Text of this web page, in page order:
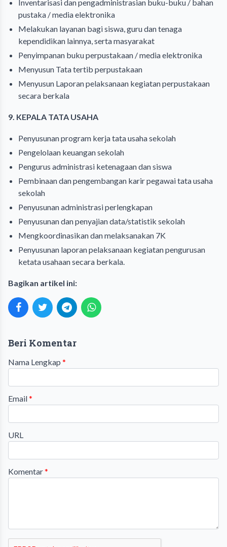
Inventarisasi dan pengadministrasian buku-buku / bahan
pustaka / media elektronika
Melakukan layanan bagi siswa, guru dan tenaga
kependidikan lainnya, serta masyarakat
Penyimpanan buku perpustakaan / media elektronika
Menyusun Tata tertib perpustakaan
Menyusun Laporan pelaksanaan kegiatan perpustakaan
secara berkala
9. KEPALA TATA USAHA
Penyusunan program kerja tata usaha sekolah
Pengelolaan keuangan sekolah
Pengurus administrasi ketenagaan dan siswa
Pembinaan dan pengembangan karir pegawai tata usaha
sekolah
Penyusunan administrasi perlengkapan
Penyusunan dan penyajian data/statistik sekolah
Mengkoordinasikan dan melaksanakan 7K
Penyusunan laporan pelaksanaan kegiatan pengurusan
ketata usahaan secara berkala.
Bagikan artikel ini:
Beri Komentar
Nama Lengkap *
Email*
URL
Komentar*